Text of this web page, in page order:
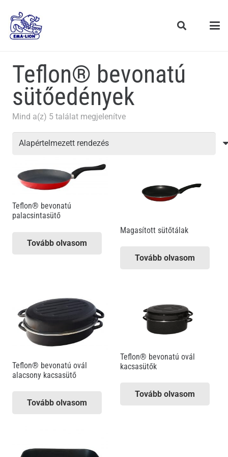
Teflon® bevonatú
sütőedények
Mind a(z) 5 találat megjelenítve
Teflon® bevonatú
palacsintasütő
Tovább olvasom
Magasított sütőtálak
Tovább olvasom
Teflon® bevonatú ovál
alacsony kacsasütő
Tovább olvasom
Teflon® bevonatú ovál
kacsasütők
Tovább olvasom